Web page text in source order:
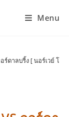
Menu
ร์ดาลบริ้ง [ นอร์เวย์ โอ